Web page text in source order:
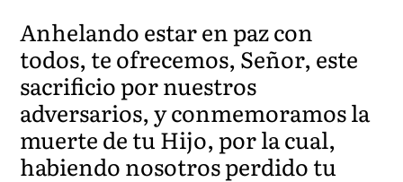
Anhelando estar en paz con
todos, te ofrecemos, Señor, este
sacrificio por nuestros
adversarios, y conmemoramos la
muerte de tu Hijo, por la cual,
habiendo nosotros perdido tu